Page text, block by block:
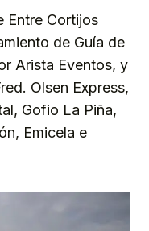
Entre Cortijos
de Guía de
Arista Eventos, y
Olsen Express,
Gofio La Piña,
Emicela e